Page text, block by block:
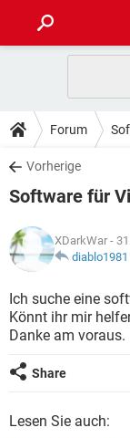
ANDROID
WINDOWS 10
WHATSAPP
FACEBOOK
TIPPS & TRICKS
SPIELE
WHATSAPP
FACEBOOK
DOWNLOADS
SPIELE
ANDROID
WINDOWS 10
WHATSAPP
FACEBOOK
SPIELE
ANDROID
WINDOWS 10
WHATSAPP
FACEBOOK
LEXIKON
SPIELE
ANDROID
WHATSAPP
FACEBOOK
Forum
Vorherige
Software für
XDarkWar -
diablo1981
Ich suche eine
Könnt ihr mir
Danke am voraus.
Share
Lesen Sie auch: